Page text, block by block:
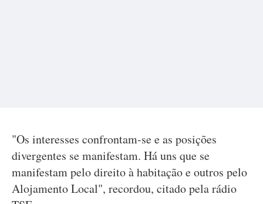
"Os interesses confrontam-se e as posições
divergentes se manifestam. Há uns que se
manifestam pelo direito à habitação e outros pelo
Alojamento Local", recordou, citado pela rádio